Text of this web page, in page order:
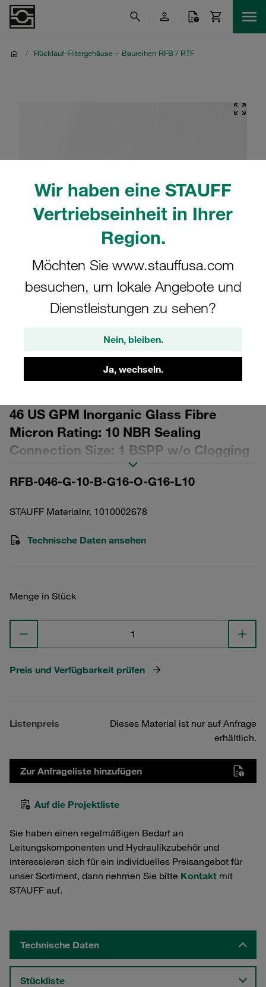
Wir haben eine STAUFF
Vertriebseinheit in Ihrer
Region.
Möchten Sie www.stauffusa.com
besuchen, um lokale Angebote und
Dienstleistungen zu sehen?
Nein, bleiben.
Ja, wechseln.
/ Rücklauf-Filtergehäuse – Baureihen RFB / RTF
Bitte beachten Sie: Das Bild dient nur zur Veranschaulichung und kann vom
46 US GPM Inorganic Glass Fibre
Micron Rating: 10 NBR Sealing
Connection Size: 1 BSPP w/o Clogging
RFB-046-G-10-B-G16-O-G16-L10
STAUFF Materialnr. 1010002678
Technische Daten ansehen
Menge in Stück
Preis und Verfügbarkeit prüfen
Listenpreis
Dieses Material ist nur auf Anfrage
erhältlich.
Zur Anfrageliste hinzufügen
Auf die Projektliste
Sie haben einen regelmäßigen Bedarf an
Leitungskomponenten und Hydraulikzubehör und
interessieren sich für ein individuelles Preisangebot für
unser Sortiment, dann nehmen Sie bitte Kontakt mit
STAUFF auf.
Technische Daten
Stückliste